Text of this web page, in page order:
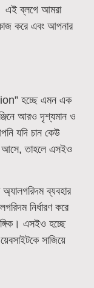
এই ব্লগে আমরা
করে এবং আপনার
হচ্ছে এমন এক
আরও দৃশ্যমান ও
যদি চান কেউ
আসে, তাহলে এসইও
অ্যালগরিদম ব্যবহার
নির্ধারণ করে
এসইও হচ্ছে
সাজিয়ে